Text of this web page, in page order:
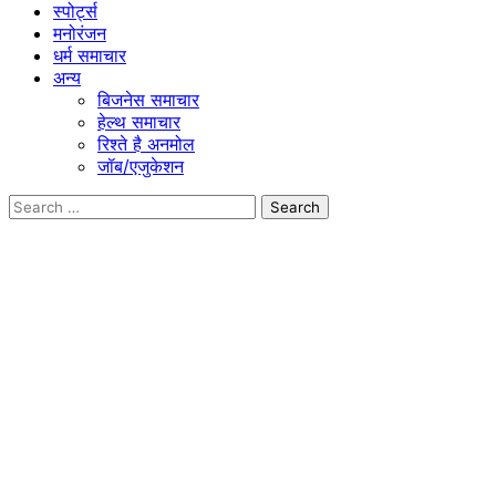
स्पोर्ट्स
मनोरंजन
धर्म समाचार
अन्य
बिजनेस समाचार
हेल्थ समाचार
रिश्ते है अनमोल
जॉब/एजुकेशन
Search